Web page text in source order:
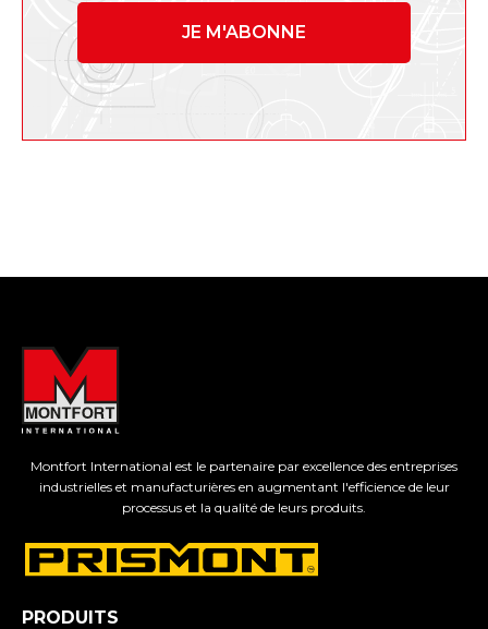
JE M'ABONNE
Montfort International est le partenaire par excellence des entreprises
industrielles et manufacturières en augmentant l'efficience de leur
processus et la qualité de leurs produits.
PRODUITS